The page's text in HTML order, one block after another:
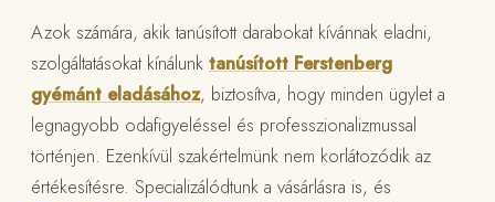
Azok számára, akik tanúsított darabokat kívánnak eladni,
szolgáltatásokat kínálunk tanúsított Ferstenberg
gyémánt eladásához, biztosítva, hogy minden ügylet a
legnagyobb odafigyeléssel és professzionalizmussal
történjen. Ezenkívül szakértelmünk nem korlátozódik az
értékesítésre. Specializálódtunk a vásárlásra is, és